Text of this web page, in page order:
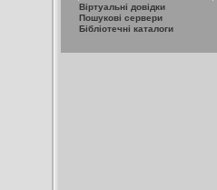
Віртуальні довідки
Пошукові сервери
Бібліотечні каталоги